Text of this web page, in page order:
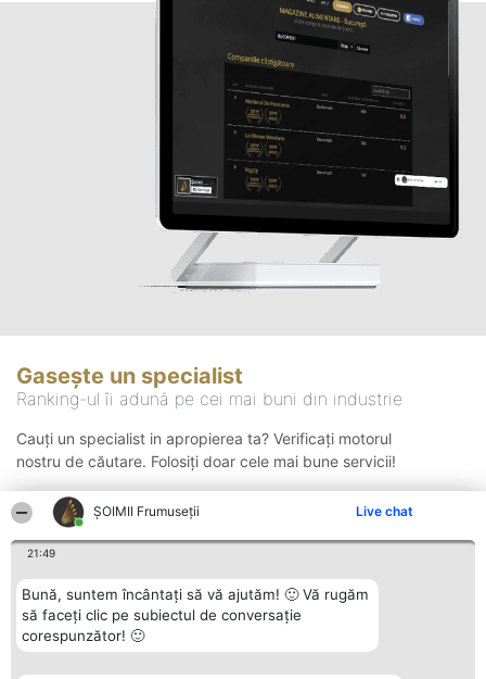
ȘOIMII Frumuseții Live chat
21:49
Bună, suntem încântați să vă ajutăm! 🙂 Vă rugăm
să faceți clic pe subiectul de conversație
corespunzător! 🙂
Gasește un specialist
Ranking-ul îi adună pe cei mai buni din industrie
Cauți un specialist in apropierea ta? Verificați motorul
nostru de căutare. Folosiți doar cele mai bune servicii!